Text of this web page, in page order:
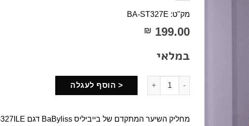
מק"ט: BA-ST327E
₪ 199.00
במלאי
כמות של מחליק שיער SLIM 28MM INTENSE PROTECT Babyliss בייביליס
< הוסף לעגלה